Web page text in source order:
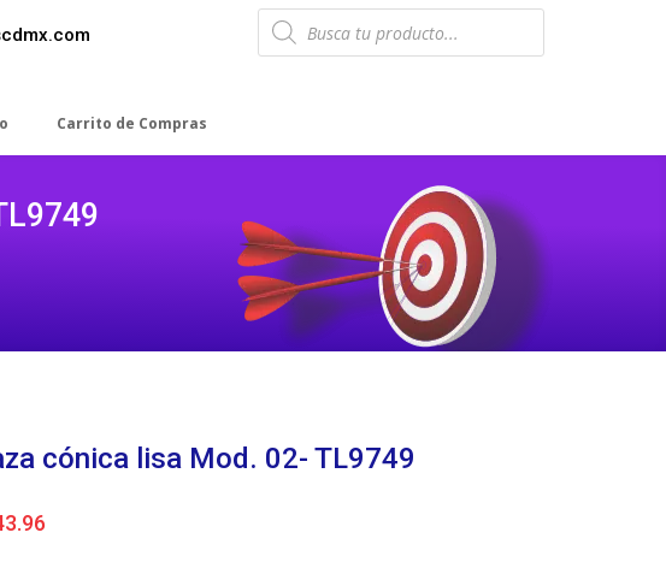
Products
search
Carrito de Compras
cónica lisa Mod. 02- TL9749
Price